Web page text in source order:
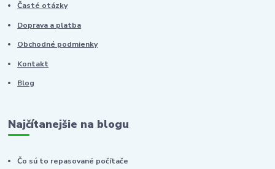
Časté otázky
Doprava a platba
Obchodné podmienky
Kontakt
Blog
Najčítanejšie na blogu
Čo sú to repasované počítače